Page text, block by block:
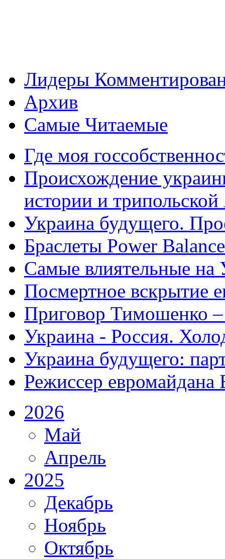
Лидеры
Архив
Самые Читаемые
Где моя
Происхождение
истории и трипольской
Украина будущего.
Браслеты Power
Самые влиятельные на
Посмертное вскрытие
Приговор Тимошенко
Украина - Россия.
Украина будущего:
Режиссер
2026
Май
Апрель
2025
Декабрь
Ноябрь
Октябрь